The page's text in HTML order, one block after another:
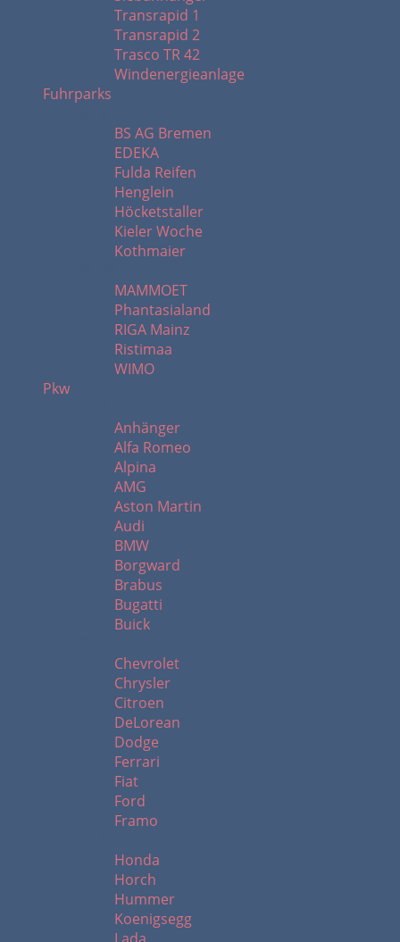
Transrapid 1
Transrapid 2
Trasco TR 42
Windenergieanlage
Fuhrparks
BS AG Bremen
EDEKA
Fulda Reifen
Henglein
Höcketstaller
Kieler Woche
Kothmaier
MAMMOET
Phantasialand
RIGA Mainz
Ristimaa
WIMO
Pkw
Anhänger
Alfa Romeo
Alpina
AMG
Aston Martin
Audi
BMW
Borgward
Brabus
Bugatti
Buick
Chevrolet
Chrysler
Citroen
DeLorean
Dodge
Ferrari
Fiat
Ford
Framo
Honda
Horch
Hummer
Koenigsegg